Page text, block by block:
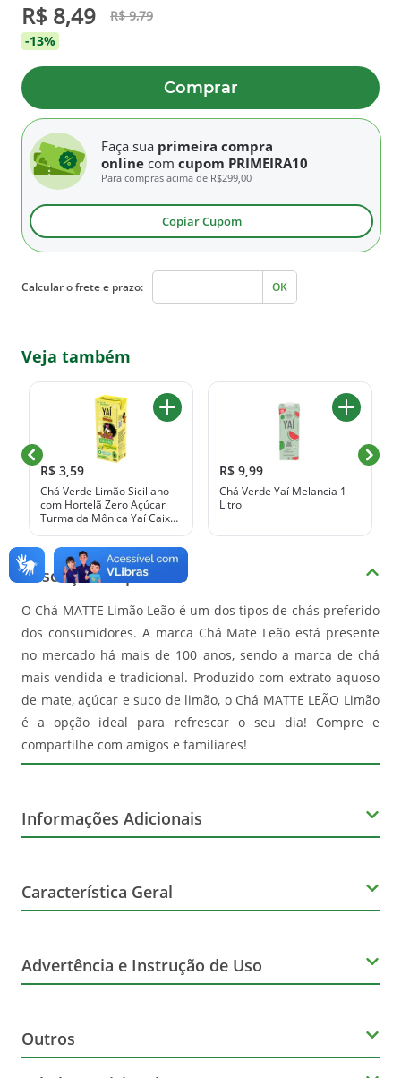
R$ 8,49
R$ 9,79
-13%
Comprar
Faça sua primeira compra
online com cupom PRIMEIRA10
Para compras acima de R$299,00
Copiar Cupom
Calcular o frete e prazo: OK
Veja também
R$ 3,59
Chá Verde Limão Siciliano
com Hortelã Zero Açúcar
Turma da Mônica Yaí Caixa
R$ 9,99
Chá Verde Yaí Melancia 1
Litro
Descrição do produto
O Chá MATTE Limão Leão é um dos tipos de chás preferido
dos consumidores. A marca Chá Mate Leão está presente
no mercado há mais de 100 anos, sendo a marca de chá
mais vendida e tradicional. Produzido com extrato aquoso
de mate, açúcar e suco de limão, o Chá MATTE LEÃO Limão
é a opção ideal para refrescar o seu dia! Compre e
compartilhe com amigos e familiares!
Informações Adicionais
Não Contém
Lactose
Não Contém
Característica Geral
Matte Leão
Advertência e Instrução de Uso
Não consumir caso a embalagem esteja amassada,
estufada, danificada ou com vazamentos.
Outros